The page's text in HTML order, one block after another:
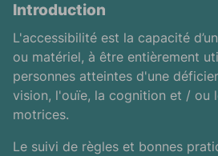
L’accessibilité numérique
Introduction
L'accessibilité est la capacité
ou matériel, à être entièrement
personnes atteintes d'une
vision, l'ouïe, la cognition et / ou
motrices.
Le suivi de règles et bonnes